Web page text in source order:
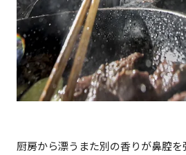
厨房から漂うまた別の香りが鼻腔を